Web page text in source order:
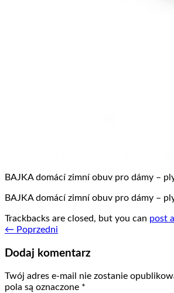
BAJKA domácí zimní obuv pro dámy –
BAJKA domácí zimní obuv pro dámy –
Trackbacks are closed, but you can post
← Poprzedni
Dodaj komentarz
Twój adres e-mail nie zostanie
pola są oznaczone *